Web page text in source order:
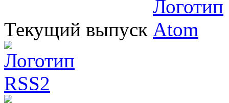
Текущий выпуск